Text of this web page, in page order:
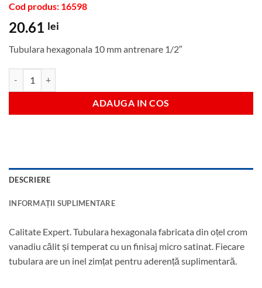
Cod produs: 16598
20.61 lei
Tubulara hexagonala 10 mm antrenare 1/2″
ADAUGA IN COS
DESCRIERE
INFORMAȚII SUPLIMENTARE
Calitate Expert. Tubulara hexagonala fabricata din oțel crom
vanadiu călit și temperat cu un finisaj micro satinat. Fiecare
tubulara are un inel zimțat pentru aderență suplimentară.